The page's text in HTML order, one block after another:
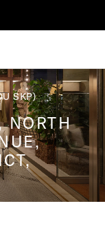
SKP)
NORTH